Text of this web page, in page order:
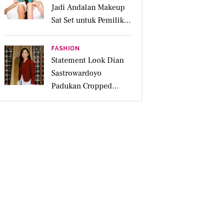
Jadi Andalan Makeup
Sat Set untuk Pemilik
Kulit Acne Prone
FASHION
Statement Look Dian
Sastrowardoyo
Padukan Cropped
Beskap dan Ripped